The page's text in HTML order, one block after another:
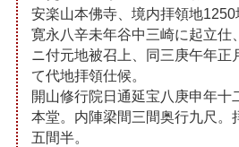
安楽山本佛寺、境内拝領地1250
寛永八辛未年谷中三崎に起立仕
ニ付元地被召上、同三庚午年正
て代地拝領仕候。
開山修行院日通延宝八庚申年十
本堂。内陣梁間三間奥行九尺。
五間半。